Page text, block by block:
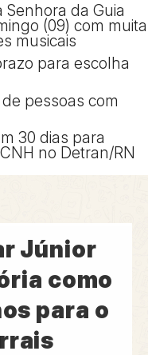
Senhora da Guia
(09) com muita
musicais
para escolha
pessoas com
30 dias para
no Detran/RN
Júnior
como
para o